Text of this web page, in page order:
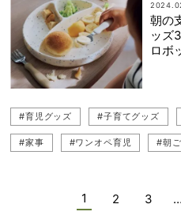
朝の
ッズ
ロボ
#育児グッズ #子育てグッズ
#家事 #ワンオペ育児 #朝
1 2 3 …